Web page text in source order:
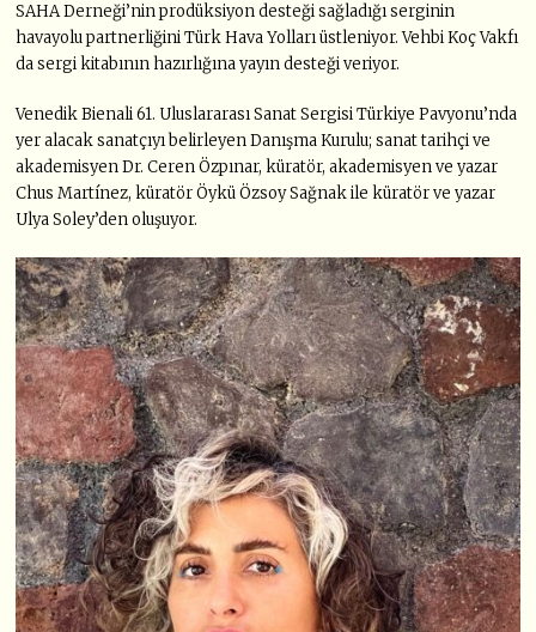
SAHA Derneği’nin prodüksiyon desteği sağladığı serginin
havayolu partnerliğini Türk Hava Yolları üstleniyor. Vehbi Koç Vakfı
da sergi kitabının hazırlığına yayın desteği veriyor.
Venedik Bienali 61. Uluslararası Sanat Sergisi Türkiye Pavyonu’nda
yer alacak sanatçıyı belirleyen Danışma Kurulu; sanat tarihçi ve
akademisyen Dr. Ceren Özpınar, küratör, akademisyen ve yazar
Chus Martínez, küratör Öykü Özsoy Sağnak ile küratör ve yazar
Ulya Soley’den oluşuyor.